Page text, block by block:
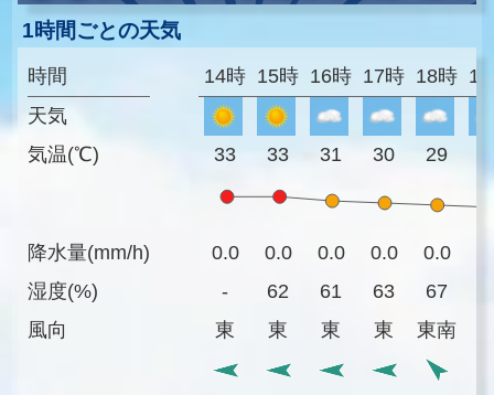
1時間ごとの天気
時間
天気
気温(℃)
降水量(mm/h)
湿度(%)
風向
14時 15時 16時 17時 18時
33 33 31 30 29
0.0 0.0 0.0 0.0 0.0
-
62 61 63 67
東
東 東 東 東南